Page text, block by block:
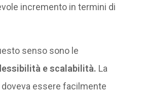
incremento in termini di
senso sono le
e scalabilità. La
essere facilmente